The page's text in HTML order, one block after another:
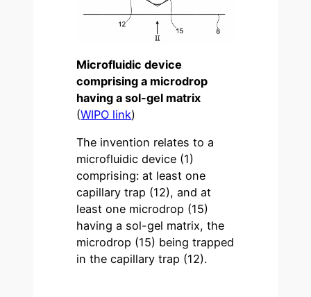
Microfluidic device
comprising a microdrop
having a sol-gel matrix
(WIPO link)
The invention relates to a
microfluidic device (1)
comprising: at least one
capillary trap (12), and at
least one microdrop (15)
having a sol-gel matrix, the
microdrop (15) being trapped
in the capillary trap (12).